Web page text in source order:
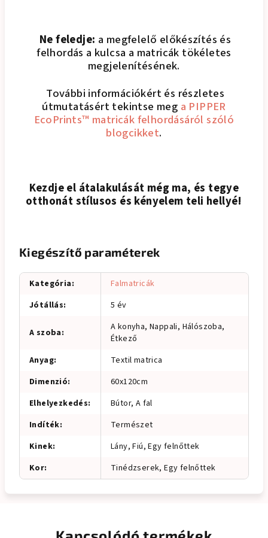
Ne feledje: a megfelelő előkészítés és
felhordás a kulcsa a matricák tökéletes
megjelenítésének.
További információkért és részletes
útmutatásért tekintse meg a PIPPER
EcoPrints™ matricák felhordásáról szóló
blogcikket.
Kezdje el átalakulását még ma, és tegye
otthonát stílusos és kényelem teli hellyé!
Kiegészítő paraméterek
Kategória:
Falmatricák
Jótállás: 5 év
A szoba:
A konyha, Nappali, Hálószoba,
Étkező
Anyag:
Textil matrica
Dimenzió:
60x120cm
Elhelyezkedés:
Bútor, A fal
Indíték:
Természet
Kinek:
Lány, Fiú, Egy felnőttek
Kor: Tinédzserek, Egy felnőttek